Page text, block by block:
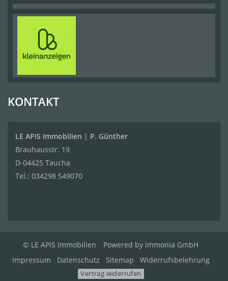
KONTAKT
LE APIS Immobilien | P. Günther
Brauhausstr. 19
D-04425 Taucha
Tel.: 034298 549070
© LE APIS Immobilien Powered by Immonia GmbH
Impressum
Datenschutz Sitemap Widerrufsbelehrung
Vertrag widerrufen